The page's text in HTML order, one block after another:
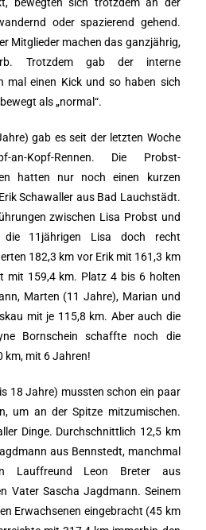
bewegten sich trotzdem an der
oder spazierend gehend.
Mitglieder machen das ganzjährig,
Trotzdem gab der interne
mal einen Kick und so haben sich
als „normal“.
gab es seit der letzten Woche
an-Kopf-Rennen. Die Probst-
hatten nur noch einen kurzen
Schawaller aus Bad Lauchstädt.
zwischen Lisa Probst und
11jährigen Lisa doch recht
182,3 km vor Erik mit 161,3 km
mit 159,4 km. Platz 4 bis 6 holten
Marten (11 Jahre), Marian und
mit je 115,8 km. Aber auch die
Bornschein schaffte noch die
km, mit 6 Jahren!
18 Jahre) mussten schon ein paar
um an der Spitze mitzumischen.
Dinge. Durchschnittlich 12,5 km
aus Bennstedt, manchmal
Lauffreund Leon Breter aus
Vater Sascha Jagdmann. Seinem
Erwachsenen eingebracht (45 km